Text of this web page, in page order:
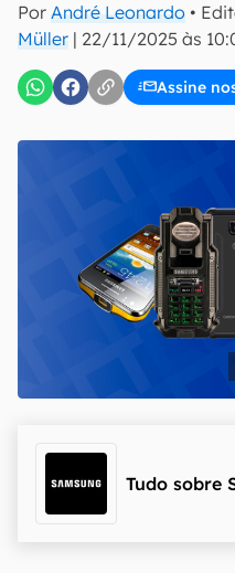
Por André Leonardo •
Müller | 22/11/2025 às
Assine
Confirmo que li, aceito e
Uso e Política de
Tudo sobre